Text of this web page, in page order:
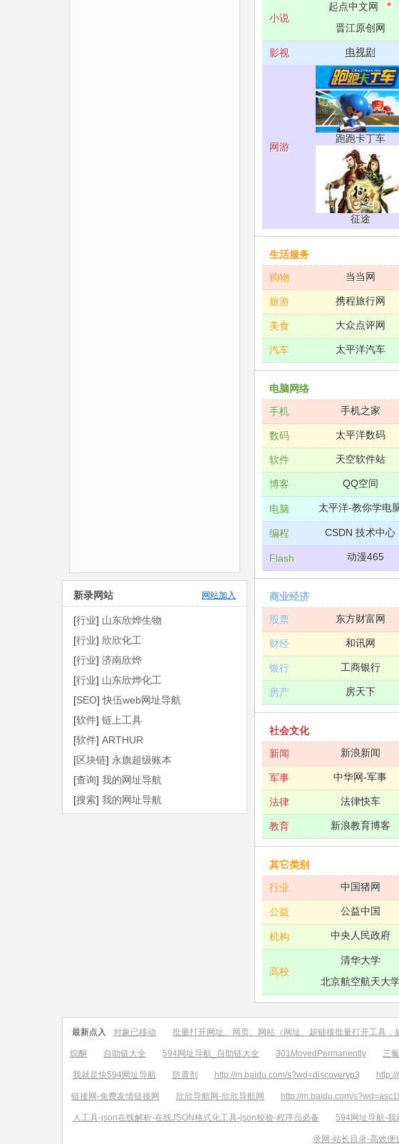
小说
起点中文网
晋江原创网
影视 电视剧
网游
跑跑卡丁车
征途
生活服务
购物
当当网
旅游 携程旅行网
美食 大众点评网
汽车 太平洋汽车
电脑网络
手机
手机之家
数码 太平洋数码
软件 天空软件站
博客 QQ空间
电脑 太平洋-教你学电
编程 CSDN 技术中心
Flash 动漫465
商业经济
股票
东方财富网
财经 和讯网
银行 工商银行
房产 房天下
社会文化
新闻
新浪新闻
军事 中华网-军事
法律 法律快车
教育 新浪教育博客
其它类别
行业
中国猪网
公益 公益中国
机构 中央人民政府
高校
清华大学
北京航空航天大
网站加入
新录网站
[行业] 山东欣烨生物
[行业] 欣欣化工
[行业] 济南欣烨
[行业] 山东欣烨化工
[SEO]快伍web网址导航
[软件] 链上工具
[软件] ARTHUR
[区块链] 永旗超级账本
[查询] 我的网址导航
[搜索] 我的网址导航
最新点入 对象已移动 批量打开网址、网页、网站（网址、超链接批量打开工具，
烷酮 自助链大全 594网址导航_自助链大全 301MovedPermanently 三
我就是快594网址导航 防黄剂 http://m.baidu.com/s?wd=discoveryp3
链接网-免费友情链接网 欣欣导航网-欣欣导航网 http://m.baidu.com/
人工具-json在线解析-在线JSON格式化工具-json校验-程序员必备 594网址导航-我
录网-站长目录-高效便